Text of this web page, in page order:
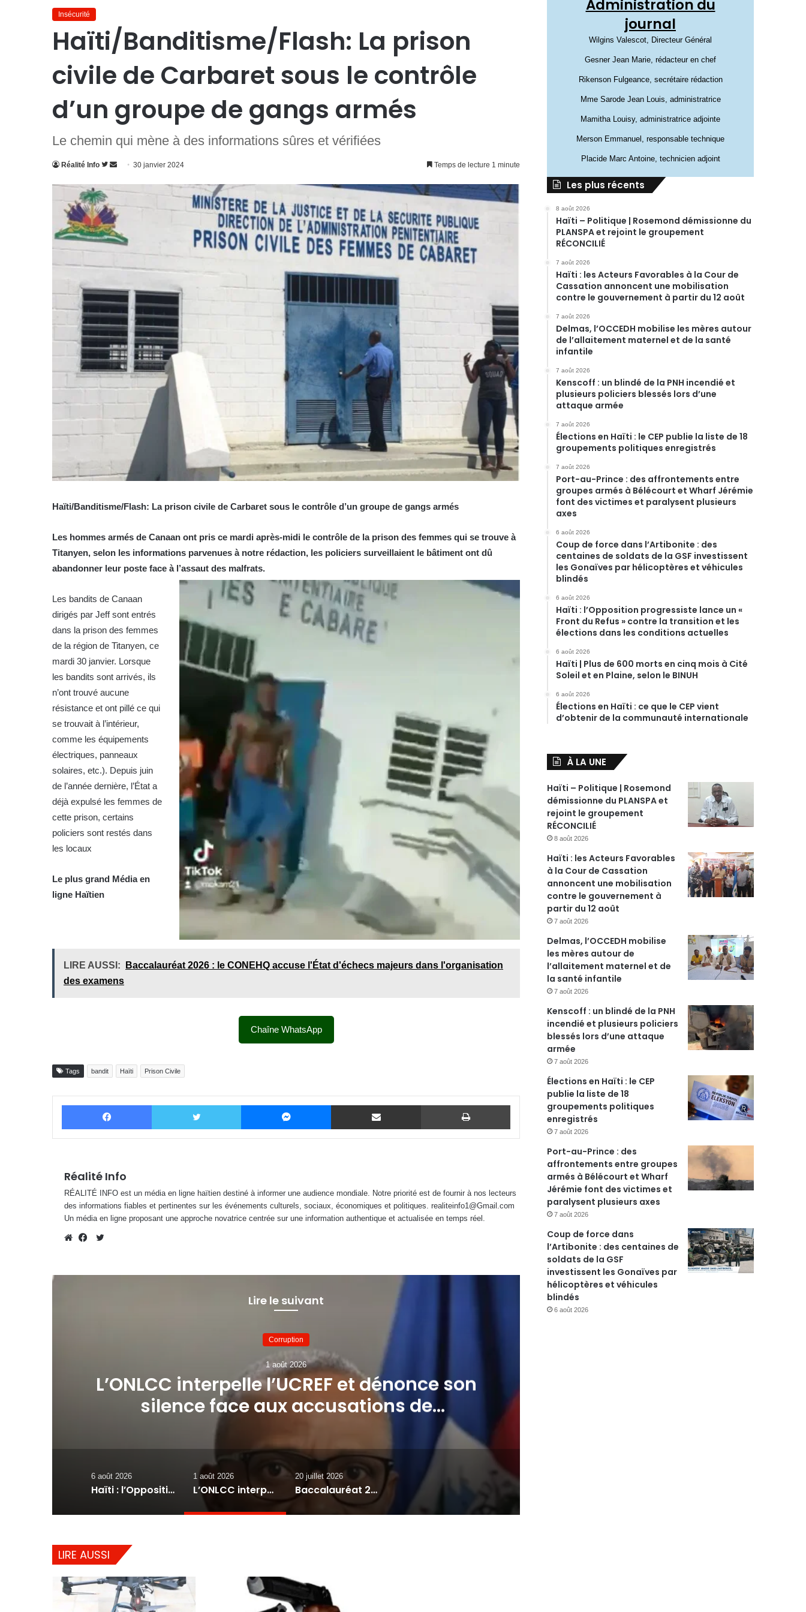
Insécurité
Haïti/Banditisme/Flash: La prison
civile de Carbaret sous le contrôle
d’un groupe de gangs armés
Le chemin qui mène à des informations sûres et vérifiées
Réalité Info
Suivre
Twitter
Envoyer
courriel
30 janvier 2024 Temps de lecture 1 minute
Haïti/Banditisme/Flash: La prison civile de Carbaret sous le contrôle d’un groupe de gangs armés
Les hommes armés de Canaan ont pris ce mardi après-midi le contrôle de la prison des femmes qui se trouve à
Titanyen, selon les informations parvenues à notre rédaction, les policiers surveillaient le bâtiment ont dû
abandonner leur poste face à l’assaut des malfrats.
Les bandits de Canaan
dirigés par Jeff sont entrés
dans la prison des femmes
de la région de Titanyen, ce
mardi 30 janvier. Lorsque
les bandits sont arrivés, ils
n’ont trouvé aucune
résistance et ont pillé ce qui
se trouvait à l’intérieur,
comme les équipements
électriques, panneaux
solaires, etc.). Depuis juin
de l’année dernière, l’État a
déjà expulsé les femmes de
cette prison, certains
policiers sont restés dans
les locaux
Le plus grand Média en
ligne Haïtien
LIRE AUSSI:
Baccalauréat 2026 : le CONEHQ accuse l'État d'échecs majeurs dans l'organisation
des examens
Chaîne WhatsApp
Tags bandit Haïti Prison Civile
Facebook Twitter Messenger Partager par email Imprimer
Réalité Info
RÉALITÉ INFO est un média en ligne haïtien destiné à informer une audience mondiale. Notre priorité est de fournir à nos lecteurs
des informations fiables et pertinentes sur les événements culturels, sociaux, économiques et politiques. realiteinfo1@Gmail.com
Un média en ligne proposant une approche novatrice centrée sur une information authentique et actualisée en temps réel.
Lire le suivant
Corruption
1 août 2026
L’ONLCC interpelle l’UCREF et dénonce son
silence face aux accusations de
blanchiment d’argent en Haïti
6 août 2026
Haïti : l’Opposition progressiste lance un « Front du Refus » contre la transition et les élections dans les conditions actuelles
1 août 2026
L’ONLCC interpelle l’UCREF et dénonce son silence face aux accusations de blanchiment d’argent en Haïti
20 juillet 2026
Baccalauréat 2026 : le CONEHQ accuse l’État d’échecs majeurs dans l’organisation des examens
LIRE AUSSI
Administration du
journal
Wilgins Valescot, Directeur Général
Gesner Jean Marie, rédacteur en chef
Rikenson Fulgeance, secrétaire rédaction
Mme Sarode Jean Louis, administratrice
Mamitha Louisy, administratrice adjointe
Merson Emmanuel, responsable technique
Placide Marc Antoine, technicien adjoint
Les plus récents
8 août 2026
Haïti – Politique | Rosemond démissionne du
PLANSPA et rejoint le groupement
RÉCONCILIÉ
7 août 2026
Haïti : les Acteurs Favorables à la Cour de
Cassation annoncent une mobilisation
contre le gouvernement à partir du 12 août
7 août 2026
Delmas, l’OCCEDH mobilise les mères autour
de l’allaitement maternel et de la santé
infantile
7 août 2026
Kenscoff : un blindé de la PNH incendié et
plusieurs policiers blessés lors d’une
attaque armée
7 août 2026
Élections en Haïti : le CEP publie la liste de 18
groupements politiques enregistrés
7 août 2026
Port-au-Prince : des affrontements entre
groupes armés à Bélécourt et Wharf Jérémie
font des victimes et paralysent plusieurs
axes
6 août 2026
Coup de force dans l’Artibonite : des
centaines de soldats de la GSF investissent
les Gonaïves par hélicoptères et véhicules
blindés
6 août 2026
Haïti : l’Opposition progressiste lance un «
Front du Refus » contre la transition et les
élections dans les conditions actuelles
6 août 2026
Haïti | Plus de 600 morts en cinq mois à Cité
Soleil et en Plaine, selon le BINUH
6 août 2026
Élections en Haïti : ce que le CEP vient
d’obtenir de la communauté internationale
À LA UNE
Haïti – Politique | Rosemond
démissionne du PLANSPA et
rejoint le groupement
RÉCONCILIÉ
8 août 2026
Haïti : les Acteurs Favorables
à la Cour de Cassation
annoncent une mobilisation
contre le gouvernement à
partir du 12 août
7 août 2026
Delmas, l’OCCEDH mobilise
les mères autour de
l’allaitement maternel et de
la santé infantile
7 août 2026
Kenscoff : un blindé de la PNH
incendié et plusieurs policiers
blessés lors d’une attaque
armée
7 août 2026
Élections en Haïti : le CEP
publie la liste de 18
groupements politiques
enregistrés
7 août 2026
Port-au-Prince : des
affrontements entre groupes
armés à Bélécourt et Wharf
Jérémie font des victimes et
paralysent plusieurs axes
7 août 2026
Coup de force dans
l’Artibonite : des centaines de
soldats de la GSF
investissent les Gonaïves par
hélicoptères et véhicules
blindés
6 août 2026